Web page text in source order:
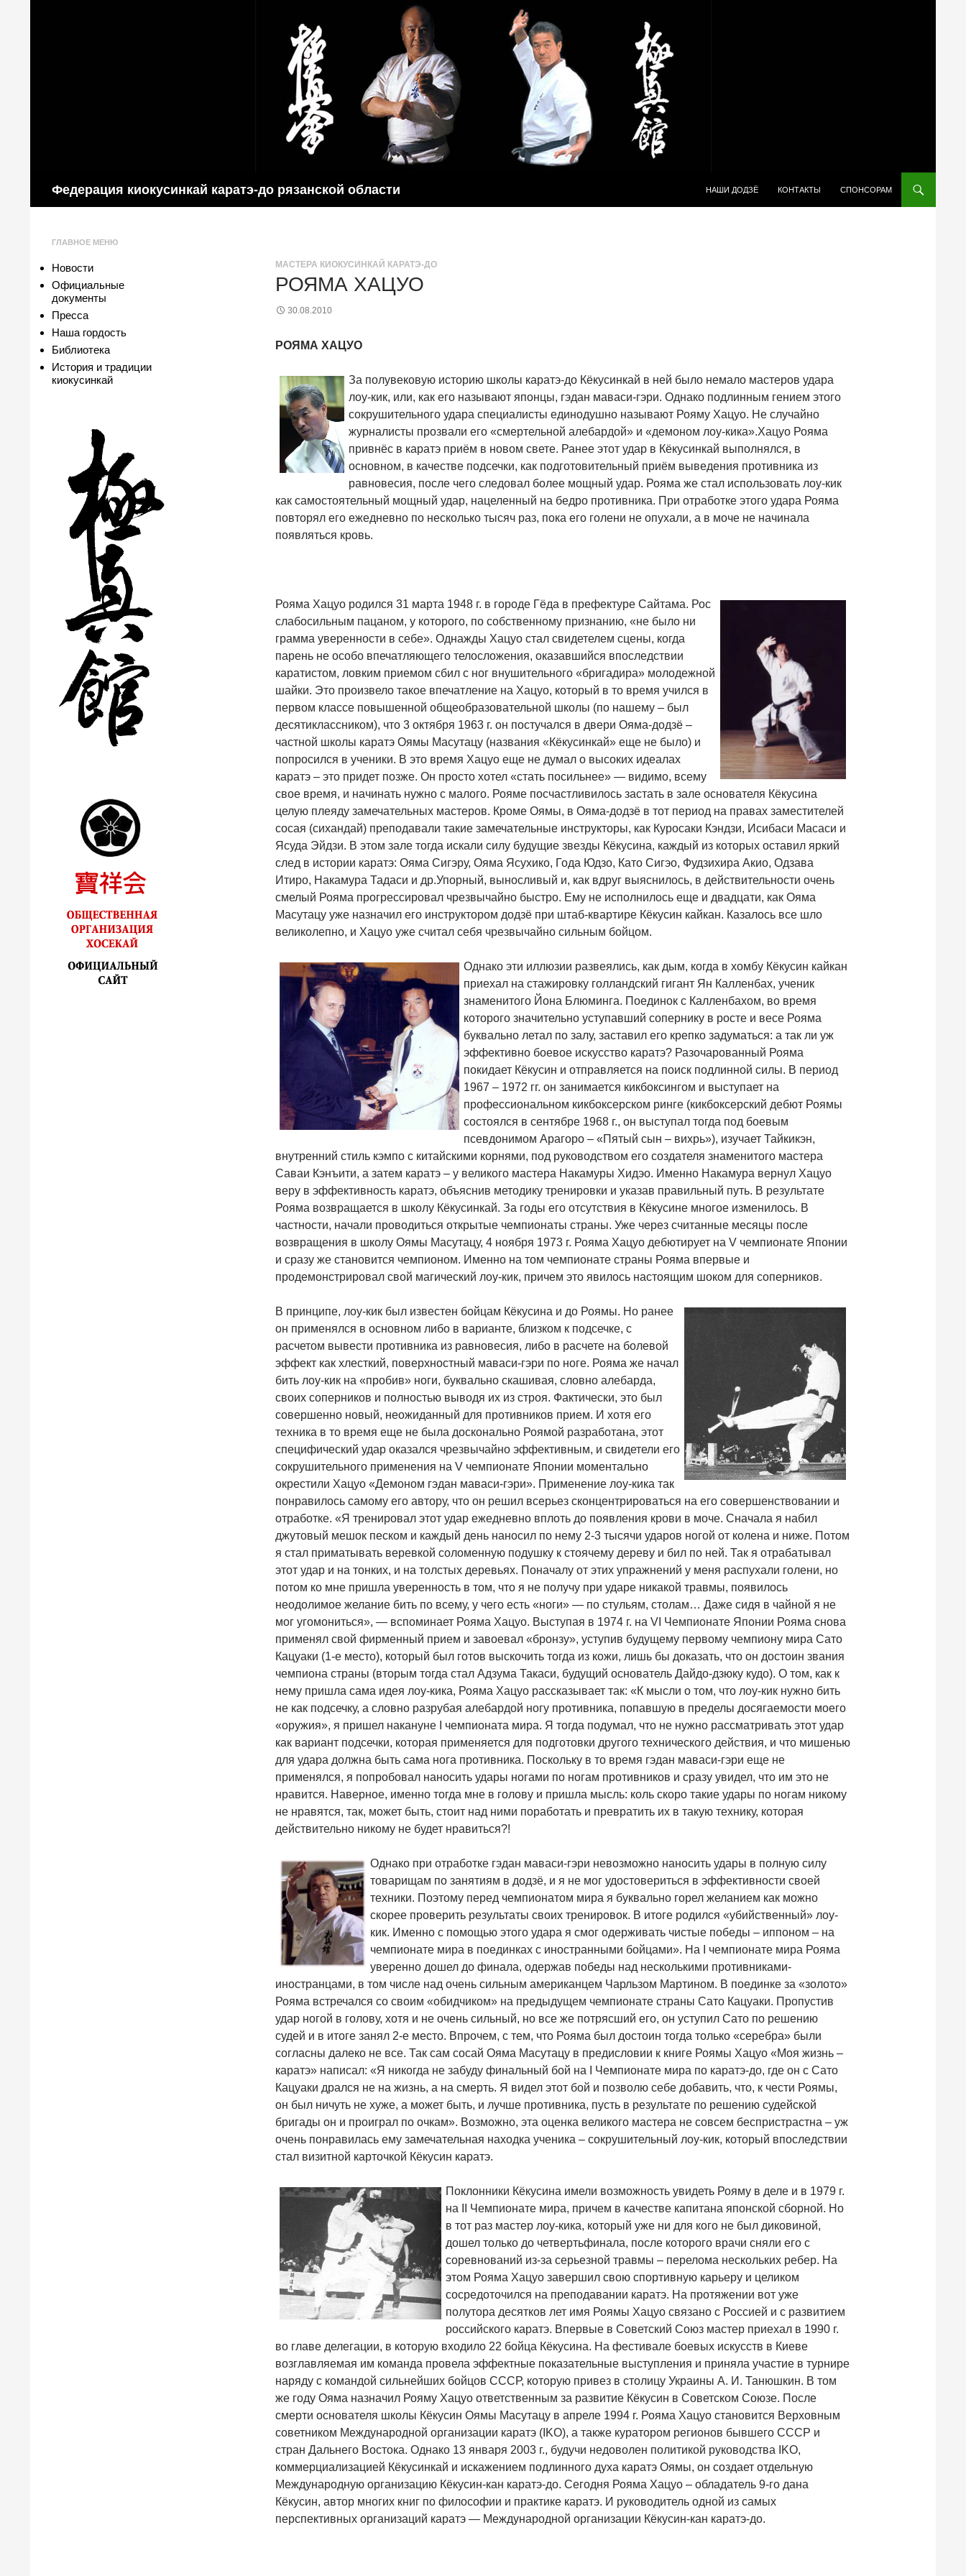
Федерация киокусинкай каратэ-до рязанской области
НАШИ ДОДЗЁ
КОНТАКТЫ СПОНСОРАМ
МАСТЕРА КИОКУСИНКАЙ КАРАТЭ-ДО
РОЯМА ХАЦУО
30.08.2010
РОЯМА ХАЦУО
За полувековую историю школы каратэ-до Кёкусинкай в ней было немало мастеров удара
лоу-кик, или, как его называют японцы, гэдан маваси-гэри. Однако подлинным гением этого
сокрушительного удара специалисты единодушно называют Рояму Хацуо. Не случайно
журналисты прозвали его «смертельной алебардой» и «демоном лоу-кика».Хацуо Рояма
привнёс в каратэ приём в новом свете. Ранее этот удар в Кёкусинкай выполнялся, в
основном, в качестве подсечки, как подготовительный приём выведения противника из
равновесия, после чего следовал более мощный удар. Рояма же стал использовать лоу-кик
как самостоятельный мощный удар, нацеленный на бедро противника. При отработке этого удара Рояма
повторял его ежедневно по несколько тысяч раз, пока его голени не опухали, а в моче не начинала
появляться кровь.
Рояма Хацуо родился 31 марта 1948 г. в городе Гёда в префектуре Сайтама. Рос
слабосильным пацаном, у которого, по собственному признанию, «не было ни
грамма уверенности в себе». Однажды Хацуо стал свидетелем сцены, когда
парень не особо впечатляющего телосложения, оказавшийся впоследствии
каратистом, ловким приемом сбил с ног внушительного «бригадира» молодежной
шайки. Это произвело такое впечатление на Хацуо, который в то время учился в
первом классе повышенной общеобразовательной школы (по нашему – был
десятиклассником), что 3 октября 1963 г. он постучался в двери Ояма-додзё –
частной школы каратэ Оямы Масутацу (названия «Кёкусинкай» еще не было) и
попросился в ученики. В это время Хацуо еще не думал о высоких идеалах
каратэ – это придет позже. Он просто хотел «стать посильнее» — видимо, всему
свое время, и начинать нужно с малого. Рояме посчастливилось застать в зале основателя Кёкусина
целую плеяду замечательных мастеров. Кроме Оямы, в Ояма-додзё в тот период на правах заместителей
сосая (сихандай) преподавали такие замечательные инструкторы, как Куросаки Кэндзи, Исибаси Масаси и
Ясуда Эйдзи. В этом зале тогда искали силу будущие звезды Кёкусина, каждый из которых оставил яркий
след в истории каратэ: Ояма Сигэру, Ояма Ясухико, Года Юдзо, Като Сигэо, Фудзихира Акио, Одзава
Итиро, Накамура Тадаси и др.Упорный, выносливый и, как вдруг выяснилось, в действительности очень
смелый Рояма прогрессировал чрезвычайно быстро. Ему не исполнилось еще и двадцати, как Ояма
Масутацу уже назначил его инструктором додзё при штаб-квартире Кёкусин кайкан. Казалось все шло
великолепно, и Хацуо уже считал себя чрезвычайно сильным бойцом.
Однако эти иллюзии развеялись, как дым, когда в хомбу Кёкусин кайкан
приехал на стажировку голландский гигант Ян Калленбах, ученик
знаменитого Йона Блюминга. Поединок с Калленбахом, во время
которого значительно уступавший сопернику в росте и весе Рояма
буквально летал по залу, заставил его крепко задуматься: а так ли уж
эффективно боевое искусство каратэ? Разочарованный Рояма
покидает Кёкусин и отправляется на поиск подлинной силы. В период
1967 – 1972 гг. он занимается кикбоксингом и выступает на
профессиональном кикбоксерском ринге (кикбоксерский дебют Роямы
состоялся в сентябре 1968 г., он выступал тогда под боевым
псевдонимом Арагоро – «Пятый сын – вихрь»), изучает Тайкикэн,
внутренний стиль кэмпо с китайскими корнями, под руководством его создателя знаменитого мастера
Саваи Кэнъити, а затем каратэ – у великого мастера Накамуры Хидэо. Именно Накамура вернул Хацуо
веру в эффективность каратэ, объяснив методику тренировки и указав правильный путь. В результате
Рояма возвращается в школу Кёкусинкай. За годы его отсутствия в Кёкусине многое изменилось. В
частности, начали проводиться открытые чемпионаты страны. Уже через считанные месяцы после
возвращения в школу Оямы Масутацу, 4 ноября 1973 г. Рояма Хацуо дебютирует на V чемпионате Японии
и сразу же становится чемпионом. Именно на том чемпионате страны Рояма впервые и
продемонстрировал свой магический лоу-кик, причем это явилось настоящим шоком для соперников.
В принципе, лоу-кик был известен бойцам Кёкусина и до Роямы. Но ранее
он применялся в основном либо в варианте, близком к подсечке, с
расчетом вывести противника из равновесия, либо в расчете на болевой
эффект как хлесткий, поверхностный маваси-гэри по ноге. Рояма же начал
бить лоу-кик на «пробив» ноги, буквально скашивая, словно алебарда,
своих соперников и полностью выводя их из строя. Фактически, это был
совершенно новый, неожиданный для противников прием. И хотя его
техника в то время еще не была досконально Роямой разработана, этот
специфический удар оказался чрезвычайно эффективным, и свидетели его
сокрушительного применения на V чемпионате Японии моментально
окрестили Хацуо «Демоном гэдан маваси-гэри». Применение лоу-кика так
понравилось самому его автору, что он решил всерьез сконцентрироваться на его совершенствовании и
отработке. «Я тренировал этот удар ежедневно вплоть до появления крови в моче. Сначала я набил
джутовый мешок песком и каждый день наносил по нему 2-3 тысячи ударов ногой от колена и ниже. Потом
я стал приматывать веревкой соломенную подушку к стоячему дереву и бил по ней. Так я отрабатывал
этот удар и на тонких, и на толстых деревьях. Поначалу от этих упражнений у меня распухали голени, но
потом ко мне пришла уверенность в том, что я не получу при ударе никакой травмы, появилось
неодолимое желание бить по всему, у чего есть «ноги» — по стульям, столам… Даже сидя в чайной я не
мог угомониться», — вспоминает Рояма Хацуо. Выступая в 1974 г. на VI Чемпионате Японии Рояма снова
применял свой фирменный прием и завоевал «бронзу», уступив будущему первому чемпиону мира Сато
Кацуаки (1-е место), который был готов выскочить тогда из кожи, лишь бы доказать, что он достоин звания
чемпиона страны (вторым тогда стал Адзума Такаси, будущий основатель Дайдо-дзюку кудо). О том, как к
нему пришла сама идея лоу-кика, Рояма Хацуо рассказывает так: «К мысли о том, что лоу-кик нужно бить
не как подсечку, а словно разрубая алебардой ногу противника, попавшую в пределы досягаемости моего
«оружия», я пришел накануне I чемпионата мира. Я тогда подумал, что не нужно рассматривать этот удар
как вариант подсечки, которая применяется для подготовки другого технического действия, и что мишенью
для удара должна быть сама нога противника. Поскольку в то время гэдан маваси-гэри еще не
применялся, я попробовал наносить удары ногами по ногам противников и сразу увидел, что им это не
нравится. Наверное, именно тогда мне в голову и пришла мысль: коль скоро такие удары по ногам никому
не нравятся, так, может быть, стоит над ними поработать и превратить их в такую технику, которая
действительно никому не будет нравиться?!
Однако при отработке гэдан маваси-гэри невозможно наносить удары в полную силу
товарищам по занятиям в додзё, и я не мог удостовериться в эффективности своей
техники. Поэтому перед чемпионатом мира я буквально горел желанием как можно
скорее проверить результаты своих тренировок. В итоге родился «убийственный» лоу-
кик. Именно с помощью этого удара я смог одерживать чистые победы – иппоном – на
чемпионате мира в поединках с иностранными бойцами». На I чемпионате мира Рояма
уверенно дошел до финала, одержав победы над несколькими противниками-
иностранцами, в том числе над очень сильным американцем Чарльзом Мартином. В поединке за «золото»
Рояма встречался со своим «обидчиком» на предыдущем чемпионате страны Сато Кацуаки. Пропустив
удар ногой в голову, хотя и не очень сильный, но все же потрясший его, он уступил Сато по решению
судей и в итоге занял 2-е место. Впрочем, с тем, что Рояма был достоин тогда только «серебра» были
согласны далеко не все. Так сам сосай Ояма Масутацу в предисловии к книге Роямы Хацуо «Моя жизнь –
каратэ» написал: «Я никогда не забуду финальный бой на I Чемпионате мира по каратэ-до, где он с Сато
Кацуаки дрался не на жизнь, а на смерть. Я видел этот бой и позволю себе добавить, что, к чести Роямы,
он был ничуть не хуже, а может быть, и лучше противника, пусть в результате по решению судейской
бригады он и проиграл по очкам». Возможно, эта оценка великого мастера не совсем беспристрастна – уж
очень понравилась ему замечательная находка ученика – сокрушительный лоу-кик, который впоследствии
стал визитной карточкой Кёкусин каратэ.
Поклонники Кёкусина имели возможность увидеть Рояму в деле и в 1979 г.
на II Чемпионате мира, причем в качестве капитана японской сборной. Но
в тот раз мастер лоу-кика, который уже ни для кого не был диковиной,
дошел только до четвертьфинала, после которого врачи сняли его с
соревнований из-за серьезной травмы – перелома нескольких ребер. На
этом Рояма Хацуо завершил свою спортивную карьеру и целиком
сосредоточился на преподавании каратэ. На протяжении вот уже
полутора десятков лет имя Роямы Хацуо связано с Россией и с развитием
российского каратэ. Впервые в Советский Союз мастер приехал в 1990 г.
во главе делегации, в которую входило 22 бойца Кёкусина. На фестивале боевых искусств в Киеве
возглавляемая им команда провела эффектные показательные выступления и приняла участие в турнире
наряду с командой сильнейших бойцов СССР, которую привез в столицу Украины А. И. Танюшкин. В том
же году Ояма назначил Рояму Хацуо ответственным за развитие Кёкусин в Советском Союзе. После
смерти основателя школы Кёкусин Оямы Масутацу в апреле 1994 г. Рояма Хацуо становится Верховным
советником Международной организации каратэ (IKO), а также куратором регионов бывшего СССР и
стран Дальнего Востока. Однако 13 января 2003 г., будучи недоволен политикой руководства IKO,
коммерциализацией Кёкусинкай и искажением подлинного духа каратэ Оямы, он создает отдельную
Международную организацию Кёкусин-кан каратэ-до. Сегодня Рояма Хацуо – обладатель 9-го дана
Кёкусин, автор многих книг по философии и практике каратэ. И руководитель одной из самых
перспективных организаций каратэ — Международной организации Кёкусин-кан каратэ-до.
ГЛАВНОЕ МЕНЮ
Новости
Официальные
документы
Пресса
Наша гордость
Библиотека
История и традиции
киокусинкай